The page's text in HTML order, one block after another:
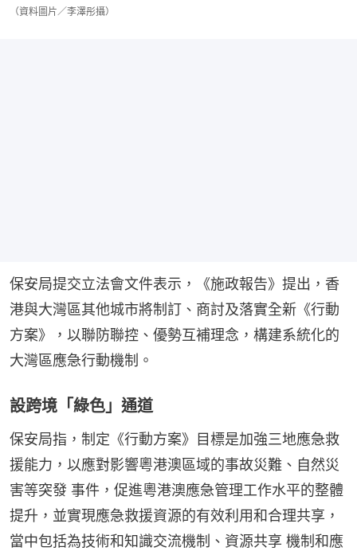
（資料圖片／李澤彤攝）
保安局提交立法會文件表示，《施政報告》提出，香
港與大灣區其他城市將制訂、商討及落實全新《行動
方案》，以聯防聯控、優勢互補理念，構建系統化的
大灣區應急行動機制。
設跨境「綠色」通道
保安局指，制定《行動方案》目標是加強三地應急救
援能力，以應對影響粵港澳區域的事故災難、自然災
害等突發 事件，促進粵港澳應急管理工作水平的整體
提升，並實現應急救援資源的有效利用和合理共享，
當中包括為技術和知識交流機制、資源共享 機制和應